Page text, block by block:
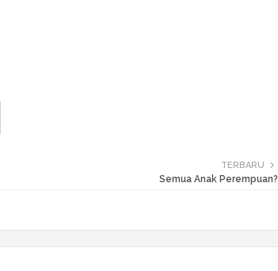
TERBARU
Semua Anak Perempuan?